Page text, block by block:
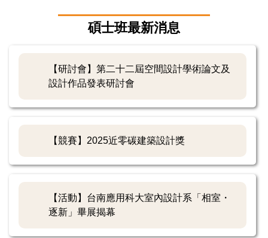
碩士班最新消息
【研討會】第二十二屆空間設計學術論文及
設計作品發表研討會
【競賽】2025近零碳建築設計獎
【活動】台南應用科大室內設計系「相室・
逐新」畢展揭幕